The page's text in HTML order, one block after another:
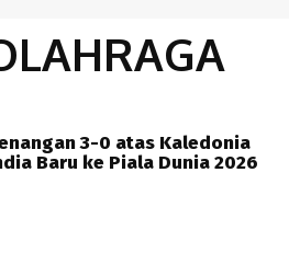
3-0 atas Kaledonia
Baru ke Piala Dunia 2026